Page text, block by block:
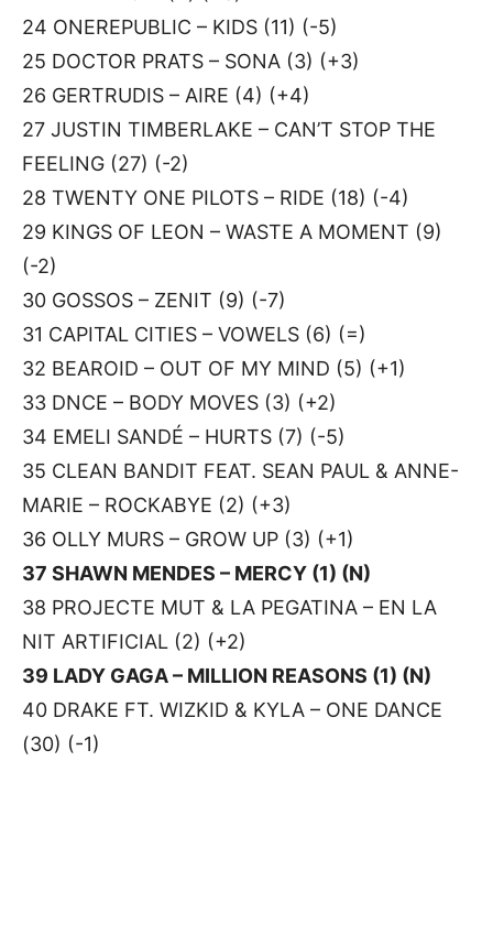
24 ONEREPUBLIC – KIDS (11) (-5)
25 DOCTOR PRATS – SONA (3) (+3)
26 GERTRUDIS – AIRE (4) (+4)
27 JUSTIN TIMBERLAKE – CAN’T STOP THE
FEELING (27) (-2)
28 TWENTY ONE PILOTS – RIDE (18) (-4)
29 KINGS OF LEON – WASTE A MOMENT (9)
(-2)
30 GOSSOS – ZENIT (9) (-7)
31 CAPITAL CITIES – VOWELS (6) (=)
32 BEAROID – OUT OF MY MIND (5) (+1)
33 DNCE – BODY MOVES (3) (+2)
34 EMELI SANDÉ – HURTS (7) (-5)
35 CLEAN BANDIT FEAT. SEAN PAUL & ANNE-
MARIE – ROCKABYE (2) (+3)
36 OLLY MURS – GROW UP (3) (+1)
37 SHAWN MENDES – MERCY (1) (N)
38 PROJECTE MUT & LA PEGATINA – EN LA
NIT ARTIFICIAL (2) (+2)
39 LADY GAGA – MILLION REASONS (1) (N)
40 DRAKE FT. WIZKID & KYLA – ONE DANCE
(30) (-1)